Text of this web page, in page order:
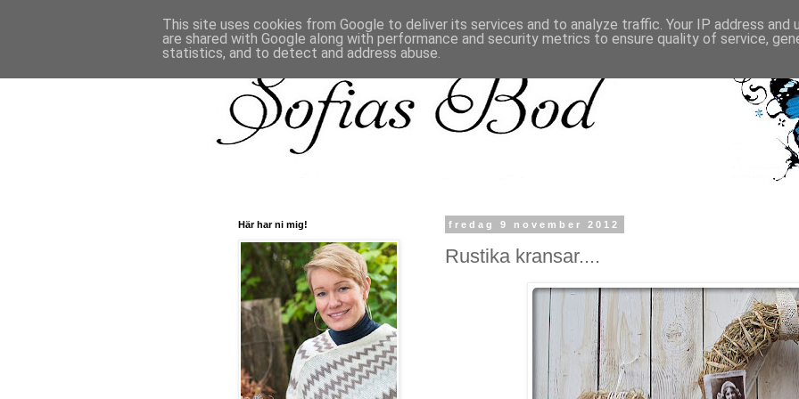
fredag 9 november 2012
Rustika kransar....
Här har ni mig!
This site uses cookies from Google to deliver its services and to analyze traffic. Your IP address and
are shared with Google along with performance and security metrics to ensure quality of service,
statistics, and to detect and address abuse.